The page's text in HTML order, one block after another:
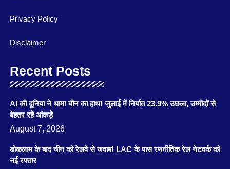
Privacy Policy
Disclaimer
Recent Posts
AI की दुनिया ने थामा चीन का हाथ! जुलाई में निर्यात 23.9% उछला, उम्मीदों से
बेहतर रहे आंकड़े
August 7, 2026
डोकलाम के बाद चीन को रेलवे से जवाब! LAC के पास रणनीतिक रेल नेटवर्क को
नई रफ्तार